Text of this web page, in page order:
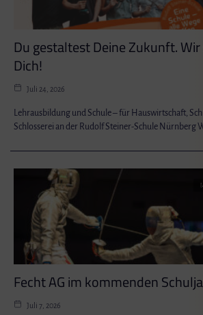
Du gestaltest Deine Zukunft.
Dich!
Juli 24, 2026
Lehrausbildung und Schule – für Hauswirtschaft,
Schlosserei an der Rudolf Steiner-Schule Nürnberg
Fecht AG im kommenden
Juli 7, 2026